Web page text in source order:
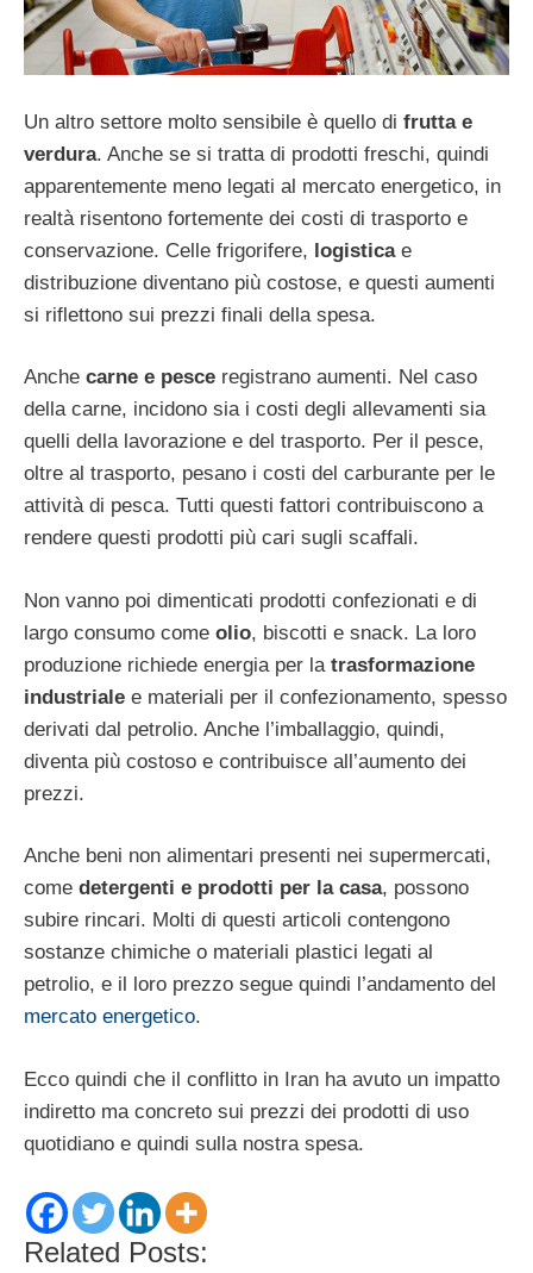
Un altro settore molto sensibile è quello di frutta e
verdura. Anche se si tratta di prodotti freschi, quindi
apparentemente meno legati al mercato energetico, in
realtà risentono fortemente dei costi di trasporto e
conservazione. Celle frigorifere, logisticae
distribuzione diventano più costose, e questi aumenti
si riflettono sui prezzi finali della spesa.
Anche carne e pesce registrano aumenti. Nel caso
della carne, incidono sia i costi degli allevamenti sia
quelli della lavorazione e del trasporto. Per il pesce,
oltre al trasporto, pesano i costi del carburante per le
attività di pesca. Tutti questi fattori contribuiscono a
rendere questi prodotti più cari sugli scaffali.
Non vanno poi dimenticati prodotti confezionati e di
largo consumo come olio, biscotti e snack. La loro
produzione richiede energia per la trasformazione
industriale e materiali per il confezionamento, spesso
derivati dal petrolio. Anche l’imballaggio, quindi,
diventa più costoso e contribuisce all’aumento dei
prezzi.
Anche beni non alimentari presenti nei supermercati,
come detergenti e prodotti per la casa, possono
subire rincari. Molti di questi articoli contengono
sostanze chimiche o materiali plastici legati al
petrolio, e il loro prezzo segue quindi l’andamento del
mercato energetico.
Ecco quindi che il conflitto in Iran ha avuto un impatto
indiretto ma concreto sui prezzi dei prodotti di uso
quotidiano e quindi sulla nostra spesa.
Related Posts: